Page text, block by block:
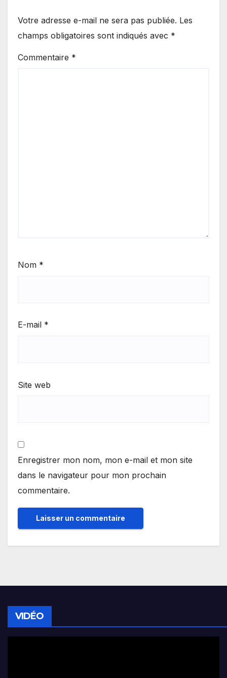
Votre adresse e-mail ne sera pas publiée. Les
champs obligatoires sont indiqués avec *
Commentaire *
Nom *
E-mail *
Site web
Enregistrer mon nom, mon e-mail et mon site
dans le navigateur pour mon prochain
commentaire.
VIDÉO